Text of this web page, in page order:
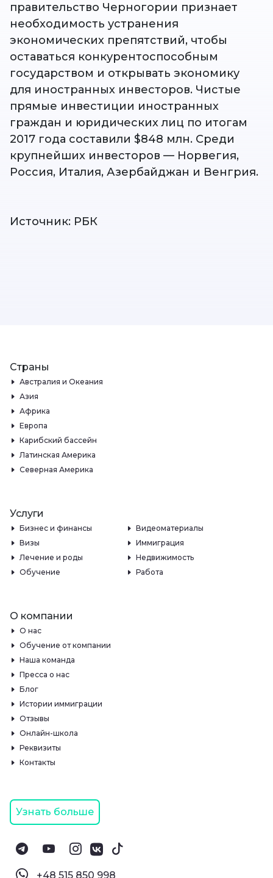
правительство Черногории признает
необходимость устранения
экономических препятствий, чтобы
оставаться конкурентоспособным
государством и открывать экономику
для иностранных инвесторов. Чистые
прямые инвестиции иностранных
граждан и юридических лиц по итогам
2017 года составили $848 млн. Среди
крупнейших инвесторов — Норвегия,
Россия, Италия, Азербайджан и Венгрия.
Источник: РБК
Страны
Австралия и Океания
Азия
Африка
Европа
Карибский бассейн
Латинская Америка
Северная Америка
Услуги
Бизнес и финансы
Видеоматериалы
Визы
Иммиграция
Лечение и роды
Недвижимость
Обучение
Работа
О компании
О нас
Обучение от компании
Наша команда
Пресса о нас
Блог
Истории иммиграции
Отзывы
Онлайн-школа
Реквизиты
Контакты
Узнать больше
‪+48 515 850 998‬